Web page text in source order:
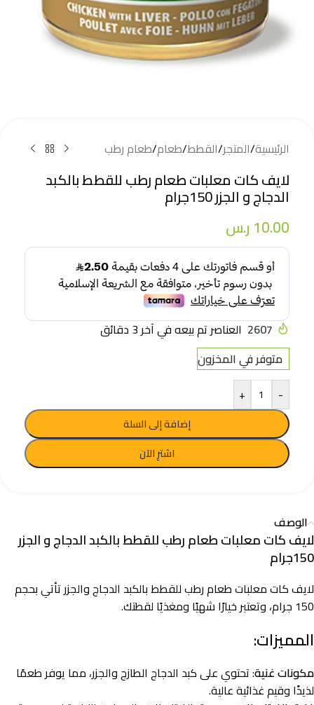
الرئيسية/المتجر/القطط/طعام/طعام رطب
لايف كات معلبات طعام رطب للقطط بالكبد
الدجاج و الجزر 150جرام
10.00 ر.س
2607 العناصر تم بيعه في آخر 3 دقائق
متوفر في المخزون
-
+
إضافة إلى السلة
اشترِ الآن
الوصف
لايف كات معلبات طعام رطب للقطط بالكبد الدجاج و الجزر
150جرام
لايف كات معلبات طعام رطب للقطط بالكبد الدجاج والجزر تأتي بحجم
150 جرام، وتعتبر خيارًا شهيًا ومغذيًا لقطتك.
المميزات:
مكونات غنية: تحتوي على كبد الدجاج الطازج والجزر، مما يوفر طعمًا
لذيذًا وقيم غذائية عالية.